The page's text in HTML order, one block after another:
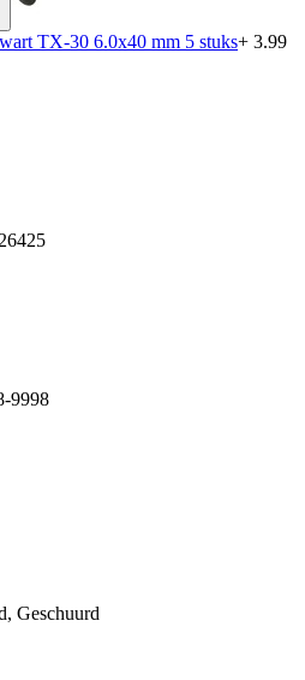
TX-30 6.0x40 mm 5 stuks+ 3.99
9998
, Geschuurd